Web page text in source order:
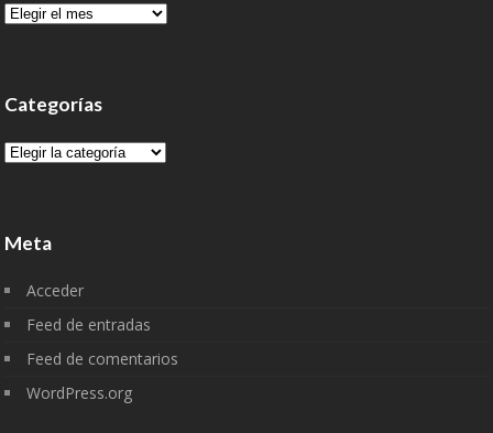
Archivo
Categorías
Categorías
Meta
Acceder
Feed de entradas
Feed de comentarios
WordPress.org